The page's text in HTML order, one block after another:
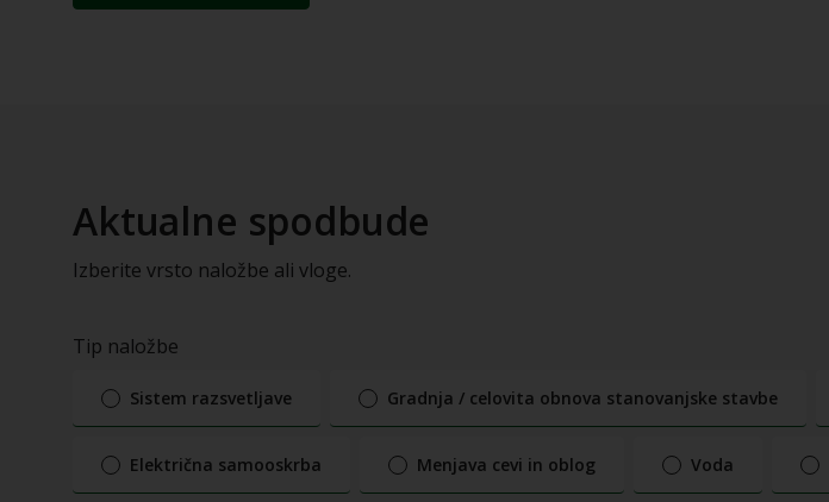
Aktualne spodbude
Izberite vrsto naložbe ali vloge.
Tip naložbe
Sistem razsvetljave Gradnja / celovita obnova stanovanjske stavbe
Električna samooskrba Menjava cevi in oblog Voda